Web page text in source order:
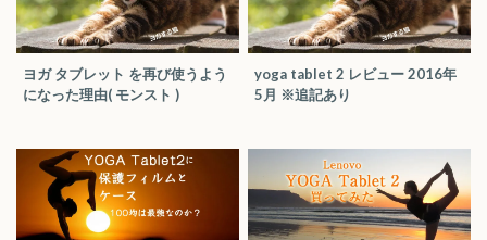
ヨガ タブレット を再び使うよう
になった理由( モンスト )
yoga tablet 2 レビュー 2016年
5月 ※追記あり